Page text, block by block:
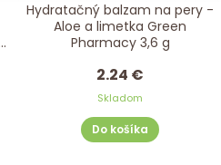
Hydratačný balzam na pery -
Aloe a limetka Green
Pharmacy 3,6 g
2.24 €
Skladom
Do košíka